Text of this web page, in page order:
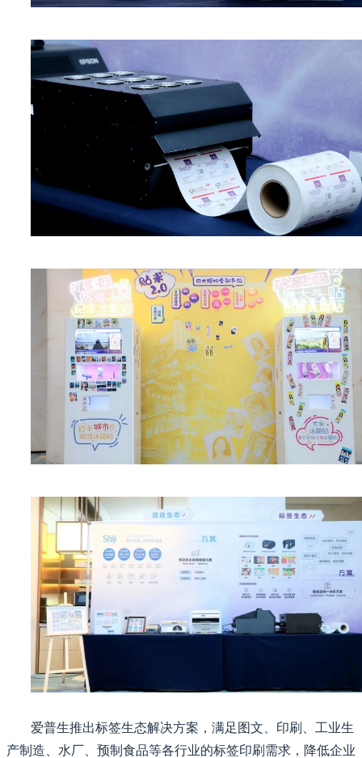
爱普生推出标签生态解决方案，满足图文、印刷、工业生
产制造、水厂、预制食品等各行业的标签印刷需求，降低企业